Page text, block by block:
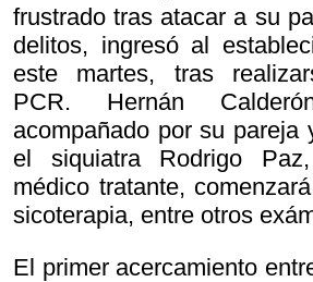
frustrado tras atacar a su
delitos, ingresó al
este martes, tras
PCR. Hernán
acompañado por su pareja
el siquiatra Rodrigo
médico tratante,
sicoterapia, entre otros
El primer acercamiento